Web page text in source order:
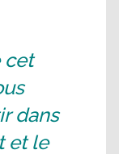
cet
dans
et le